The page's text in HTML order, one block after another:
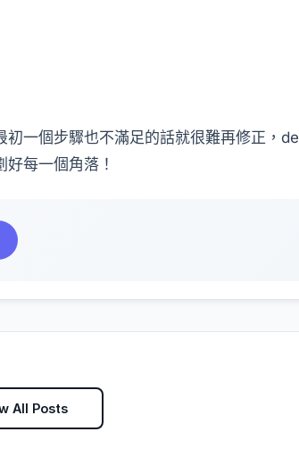
初一個步驟也不滿足的話就很難再修正，
每一個角落！
All Posts